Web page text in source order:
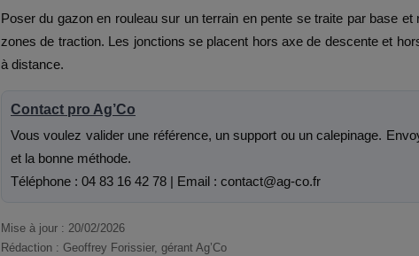
Poser du gazon en rouleau sur un terrain en pente se traite par base
zones de traction. Les jonctions se placent hors axe de descente et
à distance.
Contact pro Ag’Co
Vous voulez valider une référence, un support ou un calepinage.
et la bonne méthode.
Téléphone : 04 83 16 42 78 | Email : contact@ag-co.fr
Mise à jour : 20/02/2026
Rédaction : Geoffrey Forissier, gérant Ag’Co